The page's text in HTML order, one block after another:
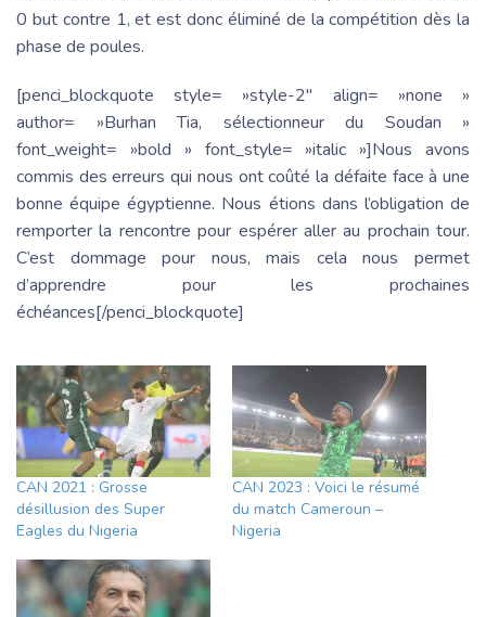
0 but contre 1, et est donc éliminé de la compétition dès la
phase de poules.
[penci_blockquote style= »style-2″ align= »none »
author= »Burhan Tia, sélectionneur du Soudan »
font_weight= »bold » font_style= »italic »]Nous avons
commis des erreurs qui nous ont coûté la défaite face à une
bonne équipe égyptienne. Nous étions dans l’obligation de
remporter la rencontre pour espérer aller au prochain tour.
C’est dommage pour nous, mais cela nous permet
d’apprendre pour les prochaines
échéances[/penci_blockquote]
CAN 2021 : Grosse
désillusion des Super
Eagles du Nigeria
CAN 2023 : Voici le résumé
du match Cameroun –
Nigeria